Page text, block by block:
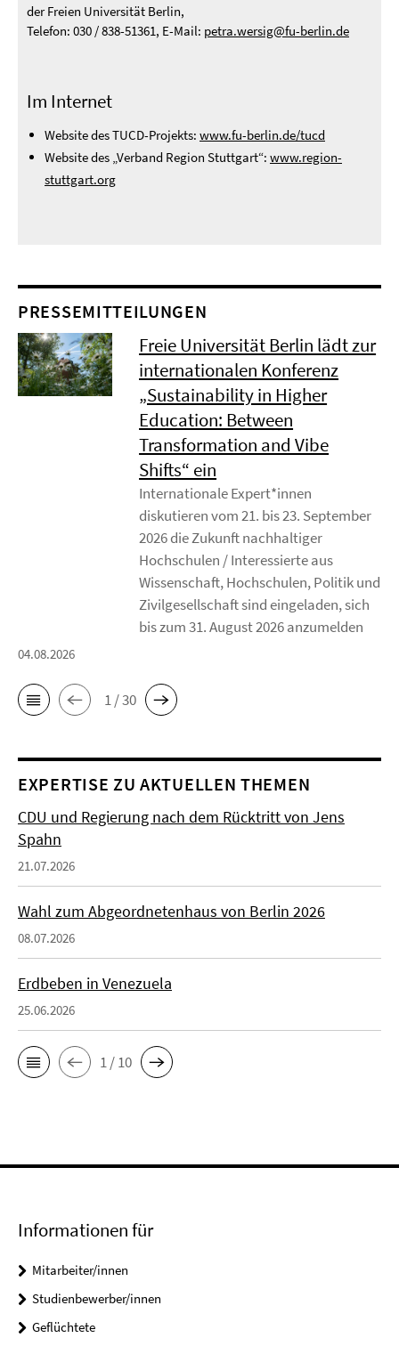
der Freien Universität Berlin,
Telefon: 030 / 838-51361, E-Mail: petra.wersig@fu-berlin.de
Im Internet
Website des TUCD-Projekts: www.fu-berlin.de/tucd
Website des „Verband Region Stuttgart“: www.region-
stuttgart.org
PRESSEMITTEILUNGEN
Freie Universität Berlin lädt zur
internationalen Konferenz
„Sustainability in Higher
Education: Between
Transformation and Vibe
Shifts“ ein
Internationale Expert*innen
diskutieren vom 21. bis 23. September
2026 die Zukunft nachhaltiger
Hochschulen / Interessierte aus
Wissenschaft, Hochschulen, Politik und
Zivilgesellschaft sind eingeladen, sich
bis zum 31. August 2026 anzumelden
04.08.2026
1 / 30
EXPERTISE ZU AKTUELLEN THEMEN
CDU und Regierung nach dem Rücktritt von Jens
Spahn
21.07.2026
Wahl zum Abgeordnetenhaus von Berlin 2026
08.07.2026
Erdbeben in Venezuela
25.06.2026
1 / 10
Informationen für
Mitarbeiter/innen
Studienbewerber/innen
Geflüchtete